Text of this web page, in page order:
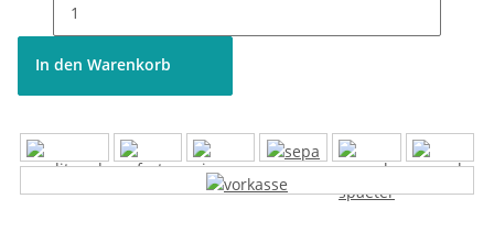
In den Warenkorb